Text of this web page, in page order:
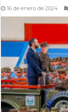
16 de enero de 2024